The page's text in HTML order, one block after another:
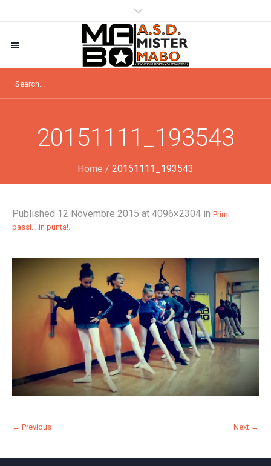
20151111_193543
Home / 20151111_193543
Published 12 Novembre 2015 at 4096×2304 in Primi
passi….in punta!.
← Previous Next →